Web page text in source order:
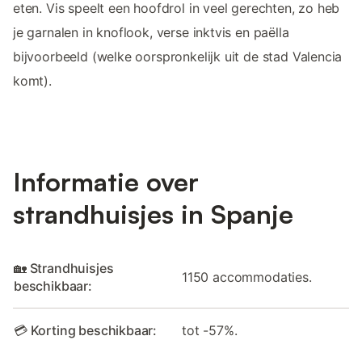
eten. Vis speelt een hoofdrol in veel gerechten, zo heb
je garnalen in knoflook, verse inktvis en paëlla
bijvoorbeeld (welke oorspronkelijk uit de stad Valencia
komt).
Informatie over
strandhuisjes in Spanje
🏡 Strandhuisjes
beschikbaar:
1150 accommodaties.
💳 Korting beschikbaar: tot -57%.